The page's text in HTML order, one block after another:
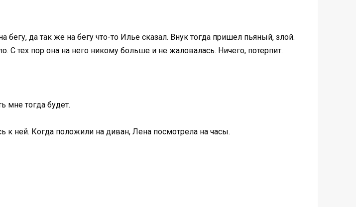
да так же на бегу что-то Илье сказал. Внук тогда пришел пьяный, злой.
тех пор она на него никому больше и не жаловалась. Ничего, потерпит.
мне тогда будет.
к ней. Когда положили на диван, Лена посмотрела на часы.